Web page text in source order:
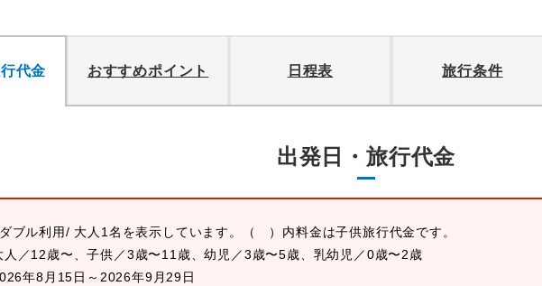
代金 おすすめポイント 日程表 旅行条件
出発日・旅行代金
ダブル利用/ 大人1名を表示しています。
（ ）内料金は子供旅行代金です。
人／12歳〜、子供／3歳〜11歳、幼児／3歳〜5歳、乳幼児／0歳〜2歳
年8月15日～2026年9月29日